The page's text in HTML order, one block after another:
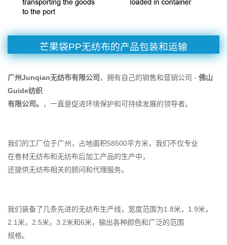
芒果袋PP无纺布的产品包装和运输
广州Junqian无纺布有限公司，拥有自己的销售和营销公司 - 佛山
Guide纺织
有限公司。
，一直是促进环境保护和可持续发展的领导者。
我们的工厂位于广州，占地面积58500平方米，我们不仅专业
在卷材无纺布和无纺布后加工产品的生产中，
还提供无纺布相关的顾问和代理服务。
我们装备了几条先进的无纺布生产线，宽度范围为1.8米，1.9米，
2.1米，2.5米，3.2米和6米，输出各种颜色和广泛的范围
规格。